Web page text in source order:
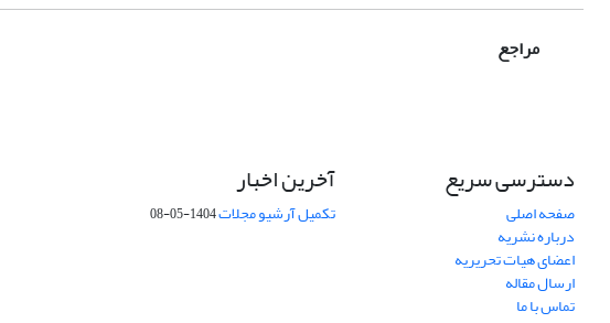
مراجع
دسترسی سریع
صفحه اصلی
درباره نشریه
اعضای هیات تحریریه
ارسال مقاله
تماس با ما
آخرین اخبار
تکمیل آرشیو مجلات1404-05-08